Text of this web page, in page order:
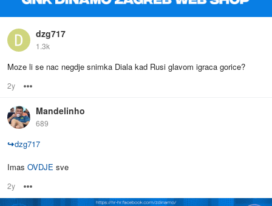
dzg717
1.3k
Moze li se nac negdje snimka Diala kad Rusi glavom igraca gorice?
2y
Mandelinho
689
↪dzg717
Imas OVDJE sve
2y